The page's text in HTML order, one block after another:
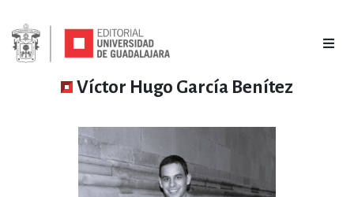
Víctor Hugo García Benítez